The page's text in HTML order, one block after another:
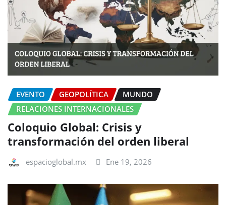
EVENTO GEOPOLÍTICA
MUNDO
RELACIONES INTERNACIONALES
Coloquio Global: Crisis y
transformación del orden liberal
espacioglobal.mx Ene 19, 2026